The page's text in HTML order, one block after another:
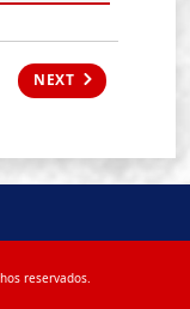
NEXT
reservados.